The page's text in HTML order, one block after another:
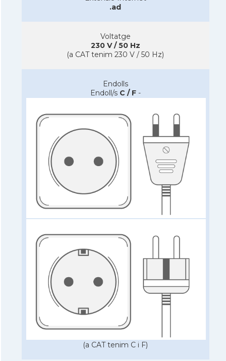
.ad
Voltatge
230 V / 50 Hz
(a CAT tenim 230 V / 50 Hz)
Endolls
Endoll/s C / F-
(a CAT tenim C i F)